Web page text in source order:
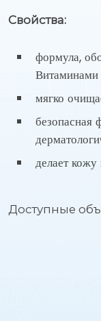
Свойства:
формула,
Витаминами
мягко
безопасная
делает
Доступные